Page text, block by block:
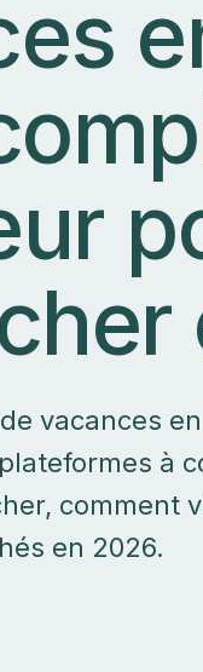
vacances
à
comment
en 2026.